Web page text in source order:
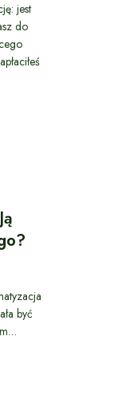
jest
do
być